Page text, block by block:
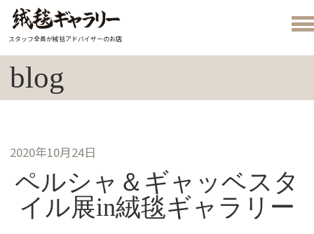
スタッフ全員が絨毯アドバイザーのお店
blog
2020年10月24日
ペルシャ＆ギャッベスタ
イル展in絨毯ギャラリー